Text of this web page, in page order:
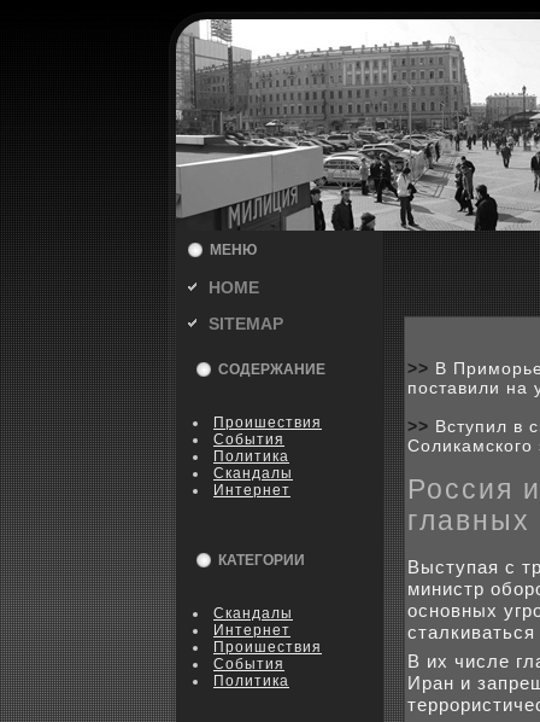
МЕНЮ
HOME
SITEMAP
СОДЕРЖАНИЕ
Пpoишествия
События
Политика
Скандалы
Интернет
КАТЕГОРИИ
Скандалы
Интернет
Пpoишествия
События
Политика
>> В
поставили на
>> Вступил в
Россия
Выступая с
министр
основных
В их числе
Иран и